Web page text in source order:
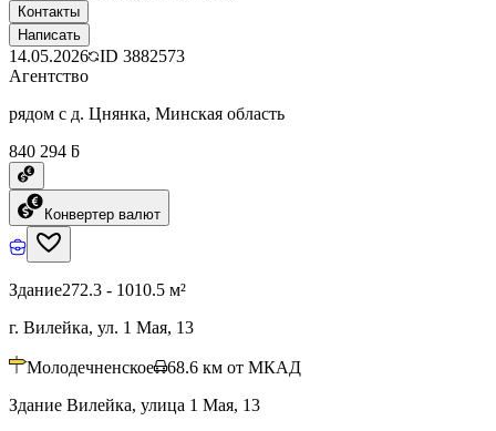
Контакты
Написать
14.05.2026 ID 3882573
Агентство
рядом с д. Цнянка, Минская область
840 294 ƃ
Конвертер валют
Здание272.3 - 1010.5 м²
г. Вилейка, ул. 1 Мая, 13
Молодечненское 68.6 км от МКАД
Здание Вилейка, улица 1 Мая, 13